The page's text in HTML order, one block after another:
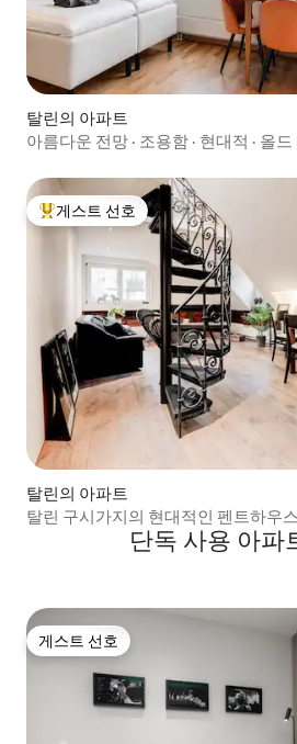
탈린의 아파트
아름다운 전망 · 조용함 · 현대적 · 올
상위 게스트 선호
게스트 선호
탈린의 아파트
탈린 구시가지의 현대적인 펜트하우스
단독 사용 아파
게스트 선호
게스트 선호